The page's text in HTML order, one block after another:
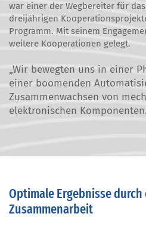
war einer der Wegbereiter für
dreijährigen
Programm. Mit seinem
weitere Kooperationen gelegt.
„Wir bewegten uns in einer
einer boomenden
Zusammenwachsen von
elektronischen
Optimale Ergebnisse
Zusammenarbeit